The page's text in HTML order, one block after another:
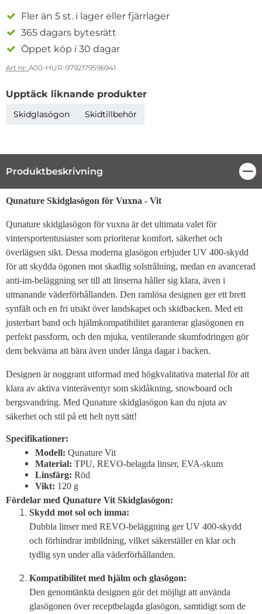
Fler än 5 st. i lager eller fjärrlager
365 dagars bytesrätt
Öppet köp i 30 dagar
Art nr: A00-HUR-9792179596941
Upptäck liknande produkter
Skidglasögon Skidtillbehör
Produktbeskrivning
Produktbeskrivning
Qunature Skidglasögon för Vuxna - Vit
Qunature skidglasögon för vuxna är det ultimata valet för
vintersportentusiaster som prioriterar komfort, säkerhet och
överlägsen sikt. Dessa moderna glasögon erbjuder UV 400-skydd
för att skydda ögonen mot skadlig solstrålning, medan en avancerad
anti-im-beläggning ser till att linserna håller sig klara, även i
utmanande väderförhållanden. Den ramlösa designen ger ett brett
synfält och en fri utsikt över landskapet och skidbacken. Med ett
justerbart band och hjälmkompatibilitet garanterar glasögonen en
perfekt passform, och den mjuka, ventilerande skumfodringen gör
dem bekväma att bära även under långa dagar i backen.
Designen är noggrant utformad med högkvalitativa material för att
klara av aktiva vinteräventyr som skidåkning, snowboard och
bergsvandring. Med Qunature skidglasögon kan du njuta av
säkerhet och stil på ett helt nytt sätt!
Specifikationer:
Modell: Qunature Vit
Material: TPU, REVO-belagda linser, EVA-skum
Linsfärg: Röd
Vikt: 120 g
Fördelar med Qunature Vit Skidglasögon:
Skydd mot sol och imma:
Dubbla linser med REVO-beläggning ger UV 400-skydd
och förhindrar imbildning, vilket säkerställer en klar och
tydlig syn under alla väderförhållanden.
Kompatibilitet med hjälm och glasögon:
Den genomtänkta designen gör det möjligt att använda
glasögonen över receptbelagda glasögon, samtidigt som de